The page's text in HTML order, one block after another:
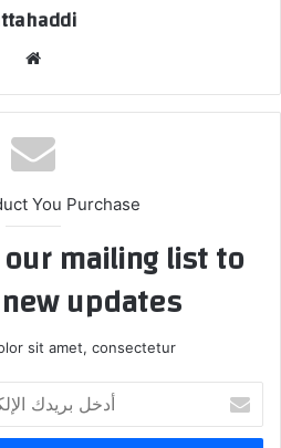
You Purchase
mailing list to
updates!
sit amet, consectetur.
بريدك
الإلكتروني